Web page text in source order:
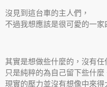
沒見到這台車的主人們，
不過我想應該是很可愛的一
其實是想做些什麼的，沒有任
只是純粹的為自己留下些什麼
現實的壓力並沒有想像中來